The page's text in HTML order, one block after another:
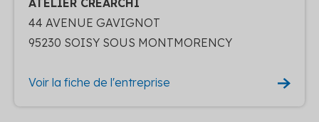
44 AVENUE GAVIGNOT
95230 SOISY SOUS MONTMORENCY
Voir la fiche de l'entreprise